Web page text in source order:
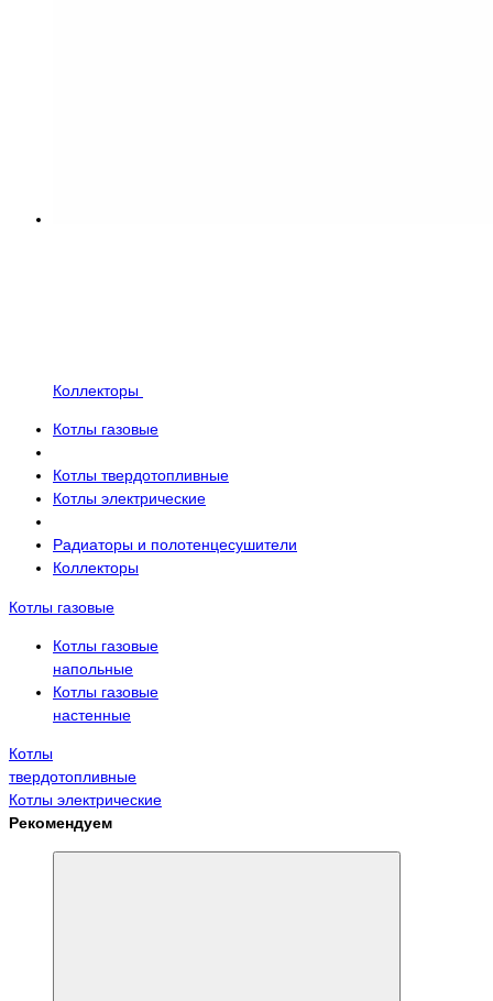
Коллекторы
Котлы газовые
Котлы твердотопливные
Котлы электрические
Радиаторы и полотенцесушители
Коллекторы
Котлы газовые
Котлы газовые
напольные
Котлы газовые
настенные
Котлы
твердотопливные
Котлы электрические
Рекомендуем